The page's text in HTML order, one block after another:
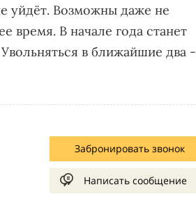
уйдёт. Возможны даже не
В начале года станет
в ближайшие два -
Забронировать звонок
Написать сообщение